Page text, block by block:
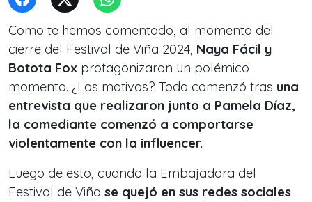
Como te hemos comentado, al momento del
cierre del Festival de Viña 2024, Naya Fácil y
Botota Fox protagonizaron un polémico
momento. ¿Los motivos? Todo comenzó tras una
entrevista que realizaron junto a Pamela Díaz,
la comediante comenzó a comportarse
violentamente con la influencer.
Luego de esto, cuando la Embajadora del
Festival de Viña se quejó en sus redes sociales